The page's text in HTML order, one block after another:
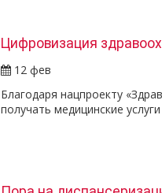
Цифровизация
12 фев
Благодаря нацпроекту
получать медицинские